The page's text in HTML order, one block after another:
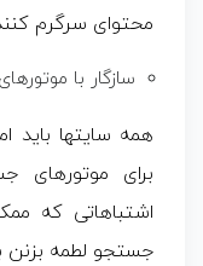
محتوای سرگرم
سازگار با
همه سایتها باید
برای موتورهای
اشتباهاتی که
جستجو لطمه بزنن